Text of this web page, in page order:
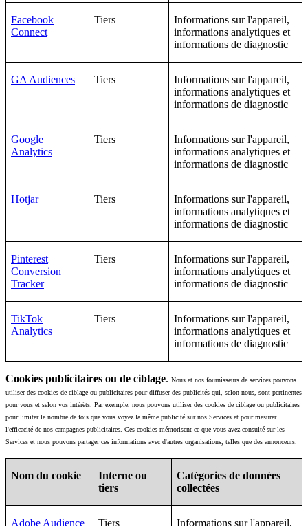
Facebook
Connect
Tiers
Informations sur l'appareil,
informations analytiques et
informations de diagnostic
GA Audiences Tiers
Informations sur l'appareil,
informations analytiques et
informations de diagnostic
Google
Analytics
Tiers
Informations sur l'appareil,
informations analytiques et
informations de diagnostic
Hotjar Tiers
Informations sur l'appareil,
informations analytiques et
informations de diagnostic
Pinterest
Conversion
Tracker
Tiers
Informations sur l'appareil,
informations analytiques et
informations de diagnostic
TikTok
Analytics
Tiers
Informations sur l'appareil,
informations analytiques et
informations de diagnostic
Cookies publicitaires ou de ciblage. Nous et nos fournisseurs de services pouvons
utiliser des cookies de ciblage ou publicitaires pour diffuser des publicités qui, selon nous, sont pertinentes
pour vous et selon vos intérêts. Par exemple, nous pouvons utiliser des cookies de ciblage ou publicitaires
pour limiter le nombre de fois que vous voyez la même publicité sur nos Services et pour mesurer
l'efficacité de nos campagnes publicitaires. Ces cookies mémorisent ce que vous avez consulté sur les
Services et nous pouvons partager ces informations avec d'autres organisations, telles que des annonceurs.
Nom du cookie
Interne ou
tiers
Catégories de données
collectées
Adobe Audience Tiers Informations sur l'appareil,